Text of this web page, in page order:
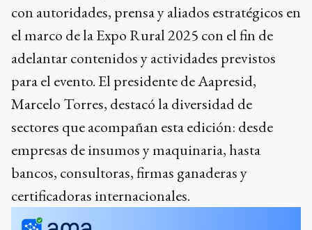
con autoridades, prensa y aliados estratégicos en
el marco de la Expo Rural 2025 con el fin de
adelantar contenidos y actividades previstos
para el evento. El presidente de Aapresid,
Marcelo Torres, destacó la diversidad de
sectores que acompañan esta edición: desde
empresas de insumos y maquinaria, hasta
bancos, consultoras, firmas ganaderas y
certificadoras internacionales.